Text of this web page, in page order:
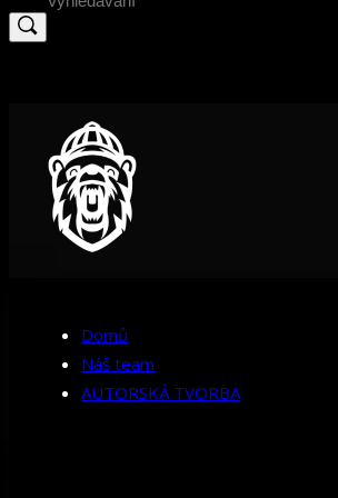
for:
Domů
Náš team
AUTORSKÁ TVORBA